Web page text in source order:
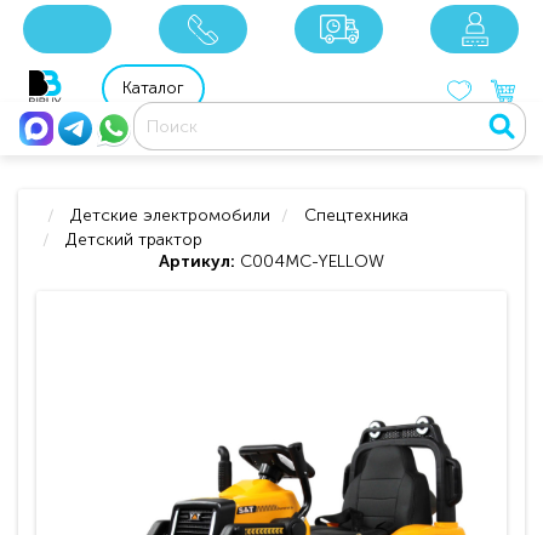
8 800 201 92 06
Каталог
Детские электромобили
Спецтехника
Детский трактор
Артикул: С004MC-YELLOW
xxx